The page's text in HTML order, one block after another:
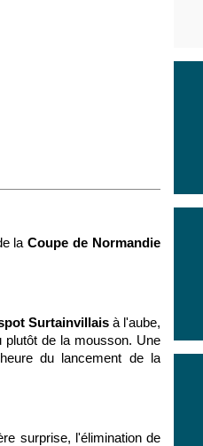
laCoupe de Normandie
Surtainvillaisà l'aube,
de la mousson. Une
du lancement de la
surprise, l'élimination de